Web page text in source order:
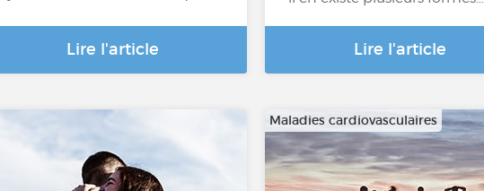
Lire l'article Lire l'article
Maladies cardiovasculaires